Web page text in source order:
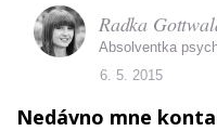
Nedávno mne
Radka
Absolventka
6. 5. 2015